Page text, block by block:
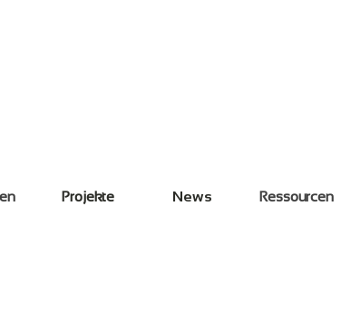
Projekte News Ressourcen